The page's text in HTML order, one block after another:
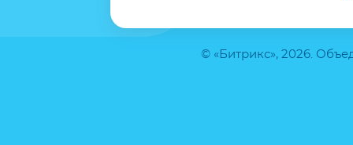
© «Битрикс», 2026.